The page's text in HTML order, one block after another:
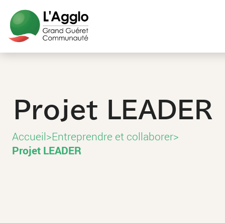
contenu
principal
menu
principal
liens
utiles
pied
page
Projet LEADER
Accueil>Entreprendre et collaborer>
Projet LEADER